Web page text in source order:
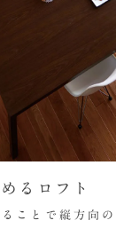
るロフト
ことで縦方向